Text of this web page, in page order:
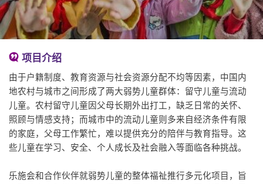
项目介绍
由于户籍制度、教育资源与社会资源分配不均等因素，中国内
地农村与城市之间形成了两大弱势儿童群体：留守儿童与流动
儿童。农村留守儿童因父母长期外出打工，缺乏日常的关怀、
照顾与情感支持；而城市中的流动儿童则多来自经济条件有限
的家庭，父母工作繁忙，难以提供充分的陪伴与教育指导。这
些儿童在学习、安全、个人成长及社会融入等面临各种挑战。
乐施会和合作伙伴就弱势儿童的整体福祉推行多元化项目，旨